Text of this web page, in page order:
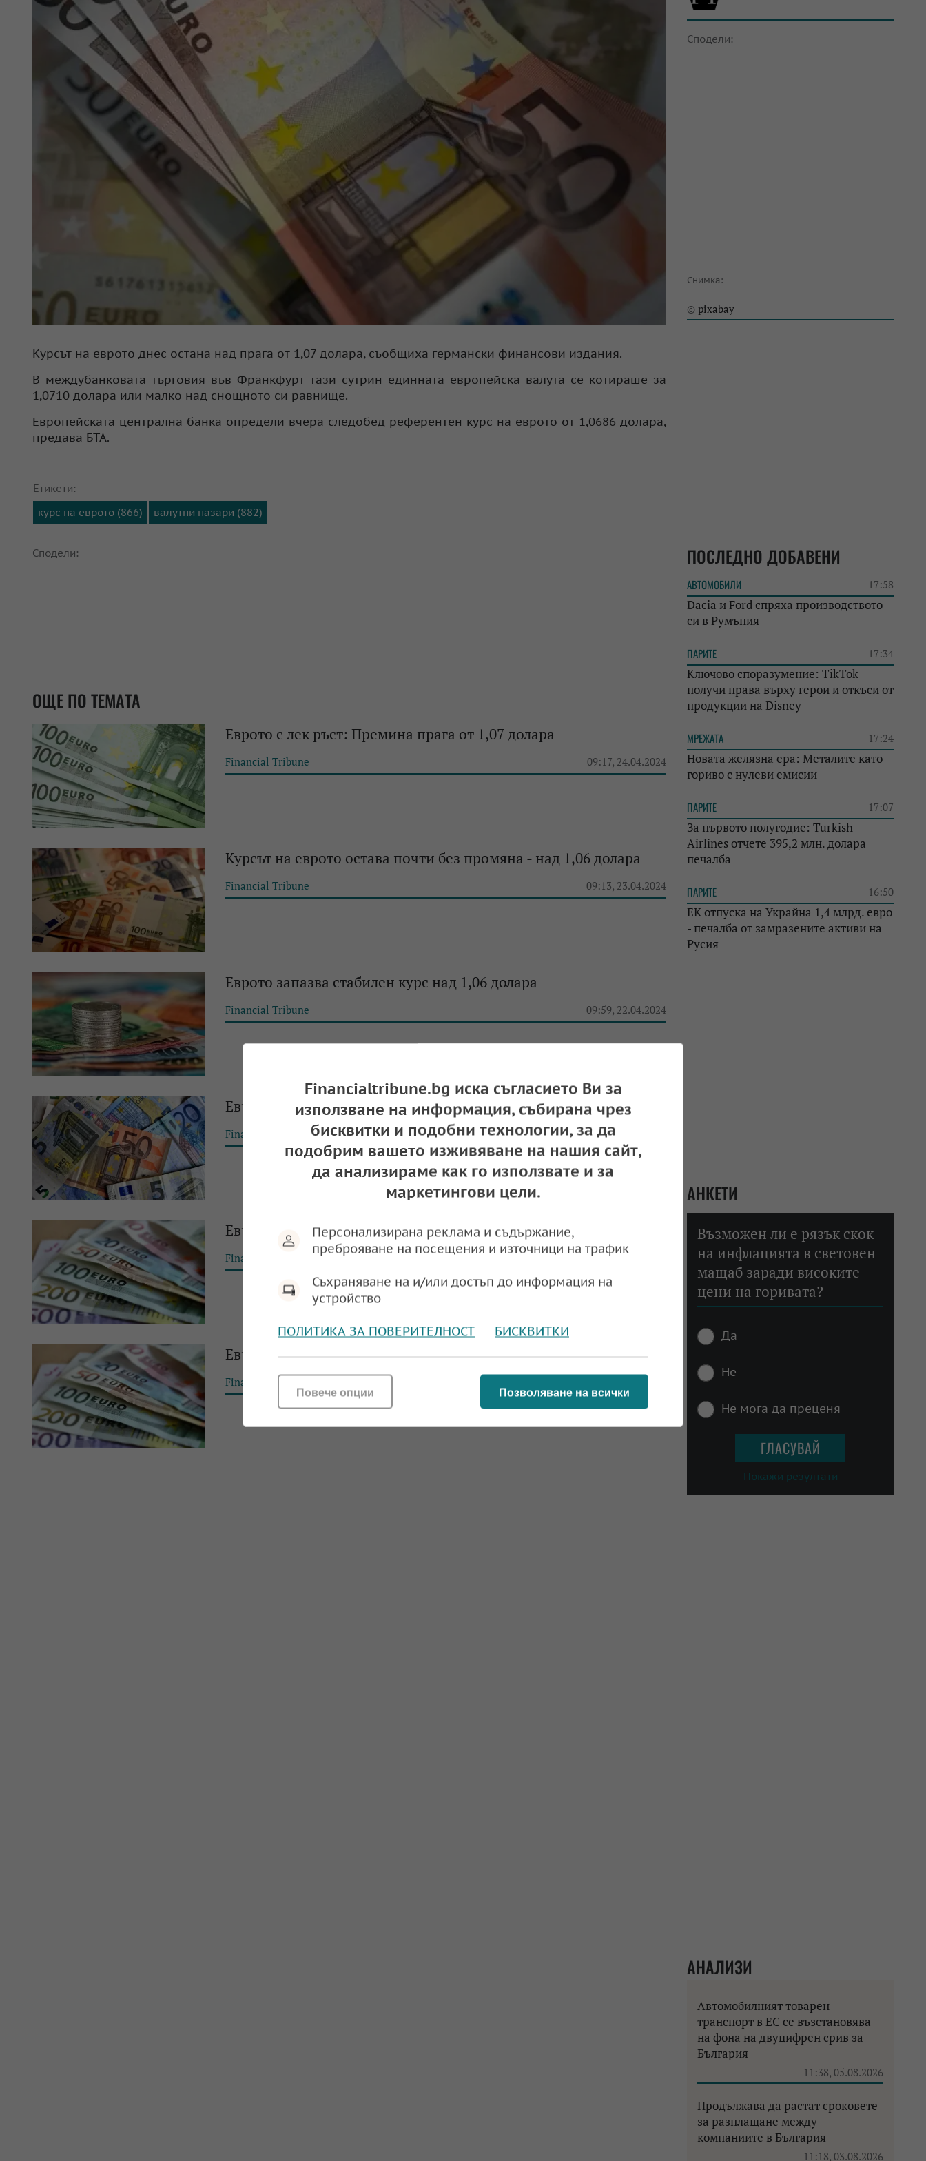
Сподели:
Снимка:
© pixabay
Курсът на еврото днес остана над прага от 1,07 долара, съобщиха германски финансови издания.
В междубанковата търговия във Франкфурт тази сутрин единната европейска валута се котираше за
1,0710 долара или малко над снощното си равнище.
Европейската централна банка определи вчера следобед референтен курс на еврото от 1,0686 долара,
предава БТА.
Етикети:
курс на еврото (866)
валутни пазари (882)
Сподели:
ОЩЕ ПО ТЕМАТА
Еврото с лек ръст: Премина прага от 1,07 долара
Financial Tribune 09:17, 24.04.2024
Курсът на еврото остава почти без промяна - над 1,06 долара
Financial Tribune 09:13, 23.04.2024
Еврото запазва стабилен курс над 1,06 долара
Financial Tribune 09:59, 22.04.2024
Еврото с минимален спад
Financial Tribune 09:57, 19.04.2024
Еврото остава под 1,07 долара
Financial Tribune 09:21, 18.04.2024
Еврото запазва стабилен курс
Financial Tribune 09:35, 17.04.2024
ПОСЛЕДНО ДОБАВЕНИ
АВТОМОБИЛИ 17:58
Dacia и Ford спряха производството
си в Румъния
ПАРИТЕ 17:34
Ключово споразумение: TikTok
получи права върху герои и откъси от
продукции на Disney
МРЕЖАТА 17:24
Новата желязна ера: Металите като
гориво с нулеви емисии
ПАРИТЕ 17:07
За първото полугодие: Turkish
Airlines отчете 395,2 млн. долара
печалба
ПАРИТЕ 16:50
ЕК отпуска на Украйна 1,4 млрд. евро
- печалба от замразените активи на
Русия
АНКЕТИ
Възможен ли е рязък скок
на инфлацията в световен
мащаб заради високите
цени на горивата?
Да
Не
Не мога да преценя
Покажи резултати
АНАЛИЗИ
Автомобилният товарен
транспорт в ЕС се възстановява
на фона на двуцифрен срив за
България
11:38, 05.08.2026
Продължава да растат сроковете
за разплащане между
компаниите в България
11:18, 03.08.2026
Financialtribune.bg иска съгласието Ви за
използване на информация, събирана чрез
бисквитки и подобни технологии, за да
подобрим вашето изживяване на нашия сайт,
да анализираме как го използвате и за
маркетингови цели.
Персонализирана реклама и съдържание,
преброяване на посещения и източници на трафик
Съхраняване на и/или достъп до информация на
устройство
ПОЛИТИКА ЗА ПОВЕРИТЕЛНОСТ БИСКВИТКИ
Позволяване на всички
Повече опции